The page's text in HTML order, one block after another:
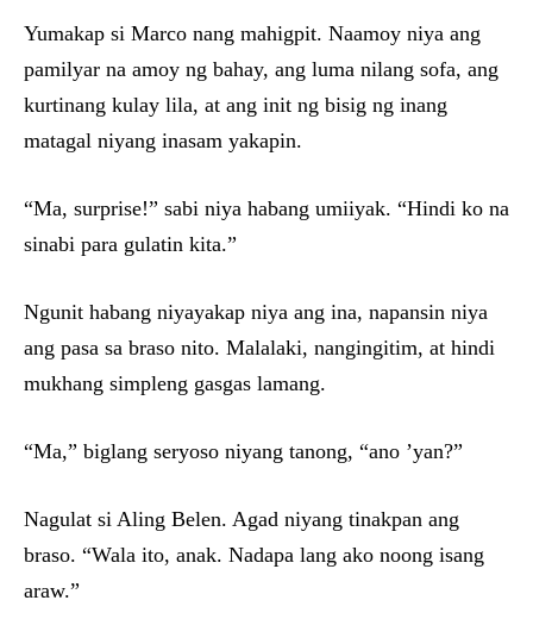
Yumakap si Marco nang mahigpit. Naamoy niya ang
pamilyar na amoy ng bahay, ang luma nilang sofa, ang
kurtinang kulay lila, at ang init ng bisig ng inang
matagal niyang inasam yakapin.
“Ma, surprise!” sabi niya habang umiiyak. “Hindi ko na
sinabi para gulatin kita.”
Ngunit habang niyayakap niya ang ina, napansin niya
ang pasa sa braso nito. Malalaki, nangingitim, at hindi
mukhang simpleng gasgas lamang.
“Ma,” biglang seryoso niyang tanong, “ano ’yan?”
Nagulat si Aling Belen. Agad niyang tinakpan ang
braso. “Wala ito, anak. Nadapa lang ako noong isang
araw.”